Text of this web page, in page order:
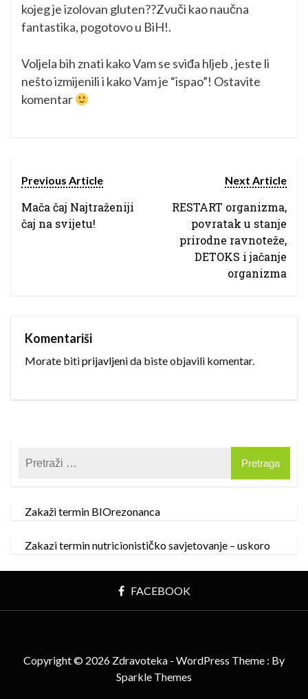
kojeg je izolovan gluten??Zvuči kao naučna
fantastika, pogotovo u BiH!.
Voljela bih znati kako Vam se sviđa hljeb , jeste li
nešto izmijenili i kako Vam je “ispao”! Ostavite
komentar
Previous Article
Mača čaj Najtraženiji
čaj na svijetu!
Next Article
RESTART organizma,
povratak u stanje
prirodne ravnoteže,
DETOKS i jačanje
organizma
Komentariši
Morate bitiprijavljenida biste objavili komentar.
Zakaži termin BIOrezonanca
Zakazi termin nutricionističko savjetovanje – uskoro
FACEBOOK
Copyright © 2026 Zdravoteka - WordPress Theme : By
Sparkle Themes